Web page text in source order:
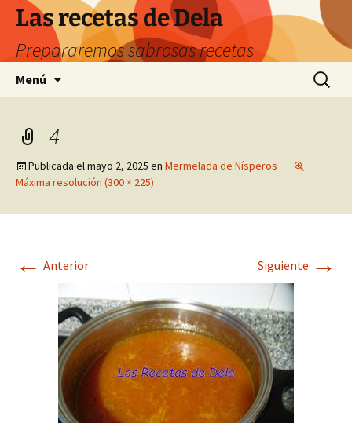
Saltar
contenido
Las recetas de Dela
Prepararemos sabrosas recetas
Menú Buscar:
4
Publicada elmayo 2, 2025 en Mermelada de Nísperos
Máxima resolución (300 × 225)
← Anterior Siguiente →